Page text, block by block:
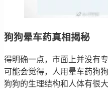
狗狗晕车药真相揭秘
得明确一点，市面上并没有
可能会觉得，人用晕车药狗
狗狗的生理结构和人体有很